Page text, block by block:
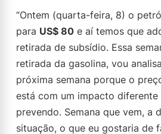
“Ontem (quarta-feira, 8) o
para US$ 80 e aí temos que
retirada de subsídio. Essa
retirada da gasolina, vou
próxima semana porque o
está com um impacto diferente
prevendo. Semana que vem, a
situação, o que eu gostaria de